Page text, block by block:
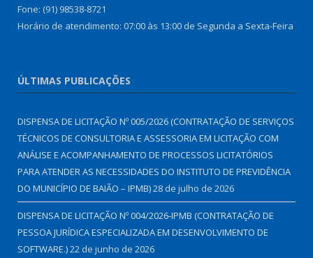
Fone: (91) 98538-8721
Horário de atendimento: 07:00 às 13:00 de Segunda a Sexta-Feira
ÚLTIMAS PUBLICAÇÕES
DISPENSA DE LICITAÇÃO Nº 005/2026 (CONTRATAÇÃO DE SERVIÇOS
TÉCNICOS DE CONSULTORIA E ASSESSORIA EM LICITAÇÃO COM
ANÁLISE E ACOMPANHAMENTO DE PROCESSOS LICITATÓRIOS
PARA ATENDER AS NECESSIDADES DO INSTITUTO DE PREVIDÊNCIA
DO MUNICÍPIO DE BAIÃO – IPMB)28 de julho de 2026
DISPENSA DE LICITAÇÃO Nº 004/2026-IPMB (CONTRATAÇÃO DE
PESSOA JURÍDICA ESPECIALIZADA EM DESENVOLVIMENTO DE
SOFTWARE.)22 de junho de 2026